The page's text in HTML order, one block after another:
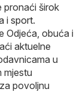
pronaći širok
i sport.
Odjeća, obuća i
aktuelne
u
mjestu
povoljnu